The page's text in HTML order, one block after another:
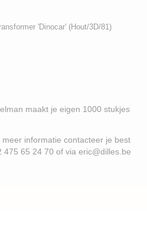
'Dinocar' (Hout/3D/81)
je eigen 1000 stukjes
contacteer je best
475 65 24 70 of via eric@dilles.be